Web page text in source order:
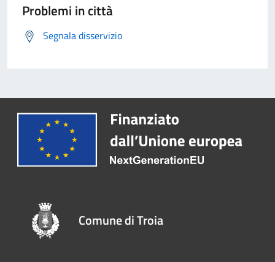
Problemi in città
Segnala disservizio
Comune di Troia